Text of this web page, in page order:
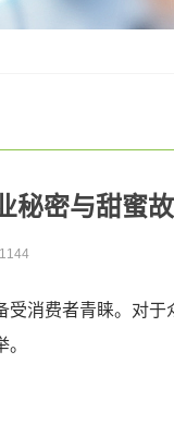
秘密与甜蜜
1144
消费者青睐。对于